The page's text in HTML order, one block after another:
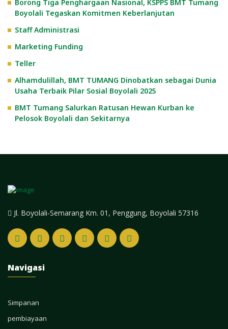
Borong Tiga Penghargaan Nasional, KSPPS BMT Tumang
Boyolali Tegaskan Komitmen Keberlanjutan
Staff Administrasi
Marketing Funding
Teller
Alhamdulillah, BMT TUMANG Dinobatkan sebagai Dunia
Usaha Terbaik Pilar Sosial Boyolali 2025
BMT Tumang Salurkan Ratusan Hewan Kurban ke
Pelosok Boyolali dan Sekitarnya
Jl. Boyolali-Semarang Km. 01, Penggung, Boyolali 57316
Navigasi
Simpanan
pembiayaan